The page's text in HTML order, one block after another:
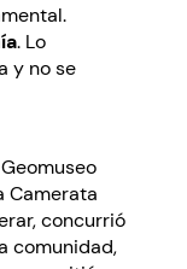
. Lo
y no se
Camerata
concurrió
comunidad,